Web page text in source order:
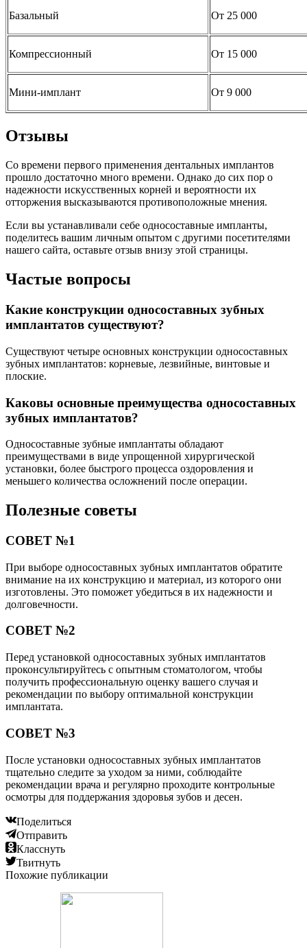
Базальный От 25 000
Компрессионный От 15 000
Мини-имплант От 9 000
Отзывы
Со времени первого применения дентальных имплантов
прошло достаточно много времени. Однако до сих пор о
надежности искусственных корней и вероятности их
отторжения высказываются противоположные мнения.
Если вы устанавливали себе односоставные импланты,
поделитесь вашим личным опытом с другими посетителями
нашего сайта, оставьте отзыв внизу этой страницы.
Частые вопросы
Какие конструкции односоставных зубных
имплантатов существуют?
Существуют четыре основных конструкции односоставных
зубных имплантатов: корневые, лезвийные, винтовые и
плоские.
Каковы основные преимущества односоставных
зубных имплантатов?
Односоставные зубные имплантаты обладают
преимуществами в виде упрощенной хирургической
установки, более быстрого процесса оздоровления и
меньшего количества осложнений после операции.
Полезные советы
СОВЕТ №1
При выборе односоставных зубных имплантатов обратите
внимание на их конструкцию и материал, из которого они
изготовлены. Это поможет убедиться в их надежности и
долговечности.
СОВЕТ №2
Перед установкой односоставных зубных имплантатов
проконсультируйтесь с опытным стоматологом, чтобы
получить профессиональную оценку вашего случая и
рекомендации по выбору оптимальной конструкции
имплантата.
СОВЕТ №3
После установки односоставных зубных имплантатов
тщательно следите за уходом за ними, соблюдайте
рекомендации врача и регулярно проходите контрольные
осмотры для поддержания здоровья зубов и десен.
Поделиться
Отправить
Класснуть
Твитнуть
Похожие публикации